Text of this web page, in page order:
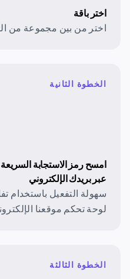
اختر باقة
اختر من بين مجموعة من
الخطوة الثانية
امسح رمز الاستجابة السريعة
عبر بريدك الإلكتروني
سهولة التفعيل باستخدام
لوحة تحكم موقعنا
الخطوة الثالثة